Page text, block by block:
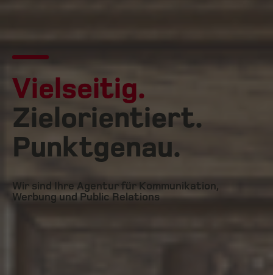
Vielseitig.
Zielorientiert.
Punktgenau.
Wir sind Ihre Agentur für Kommunikation,
Werbung und Public Relations